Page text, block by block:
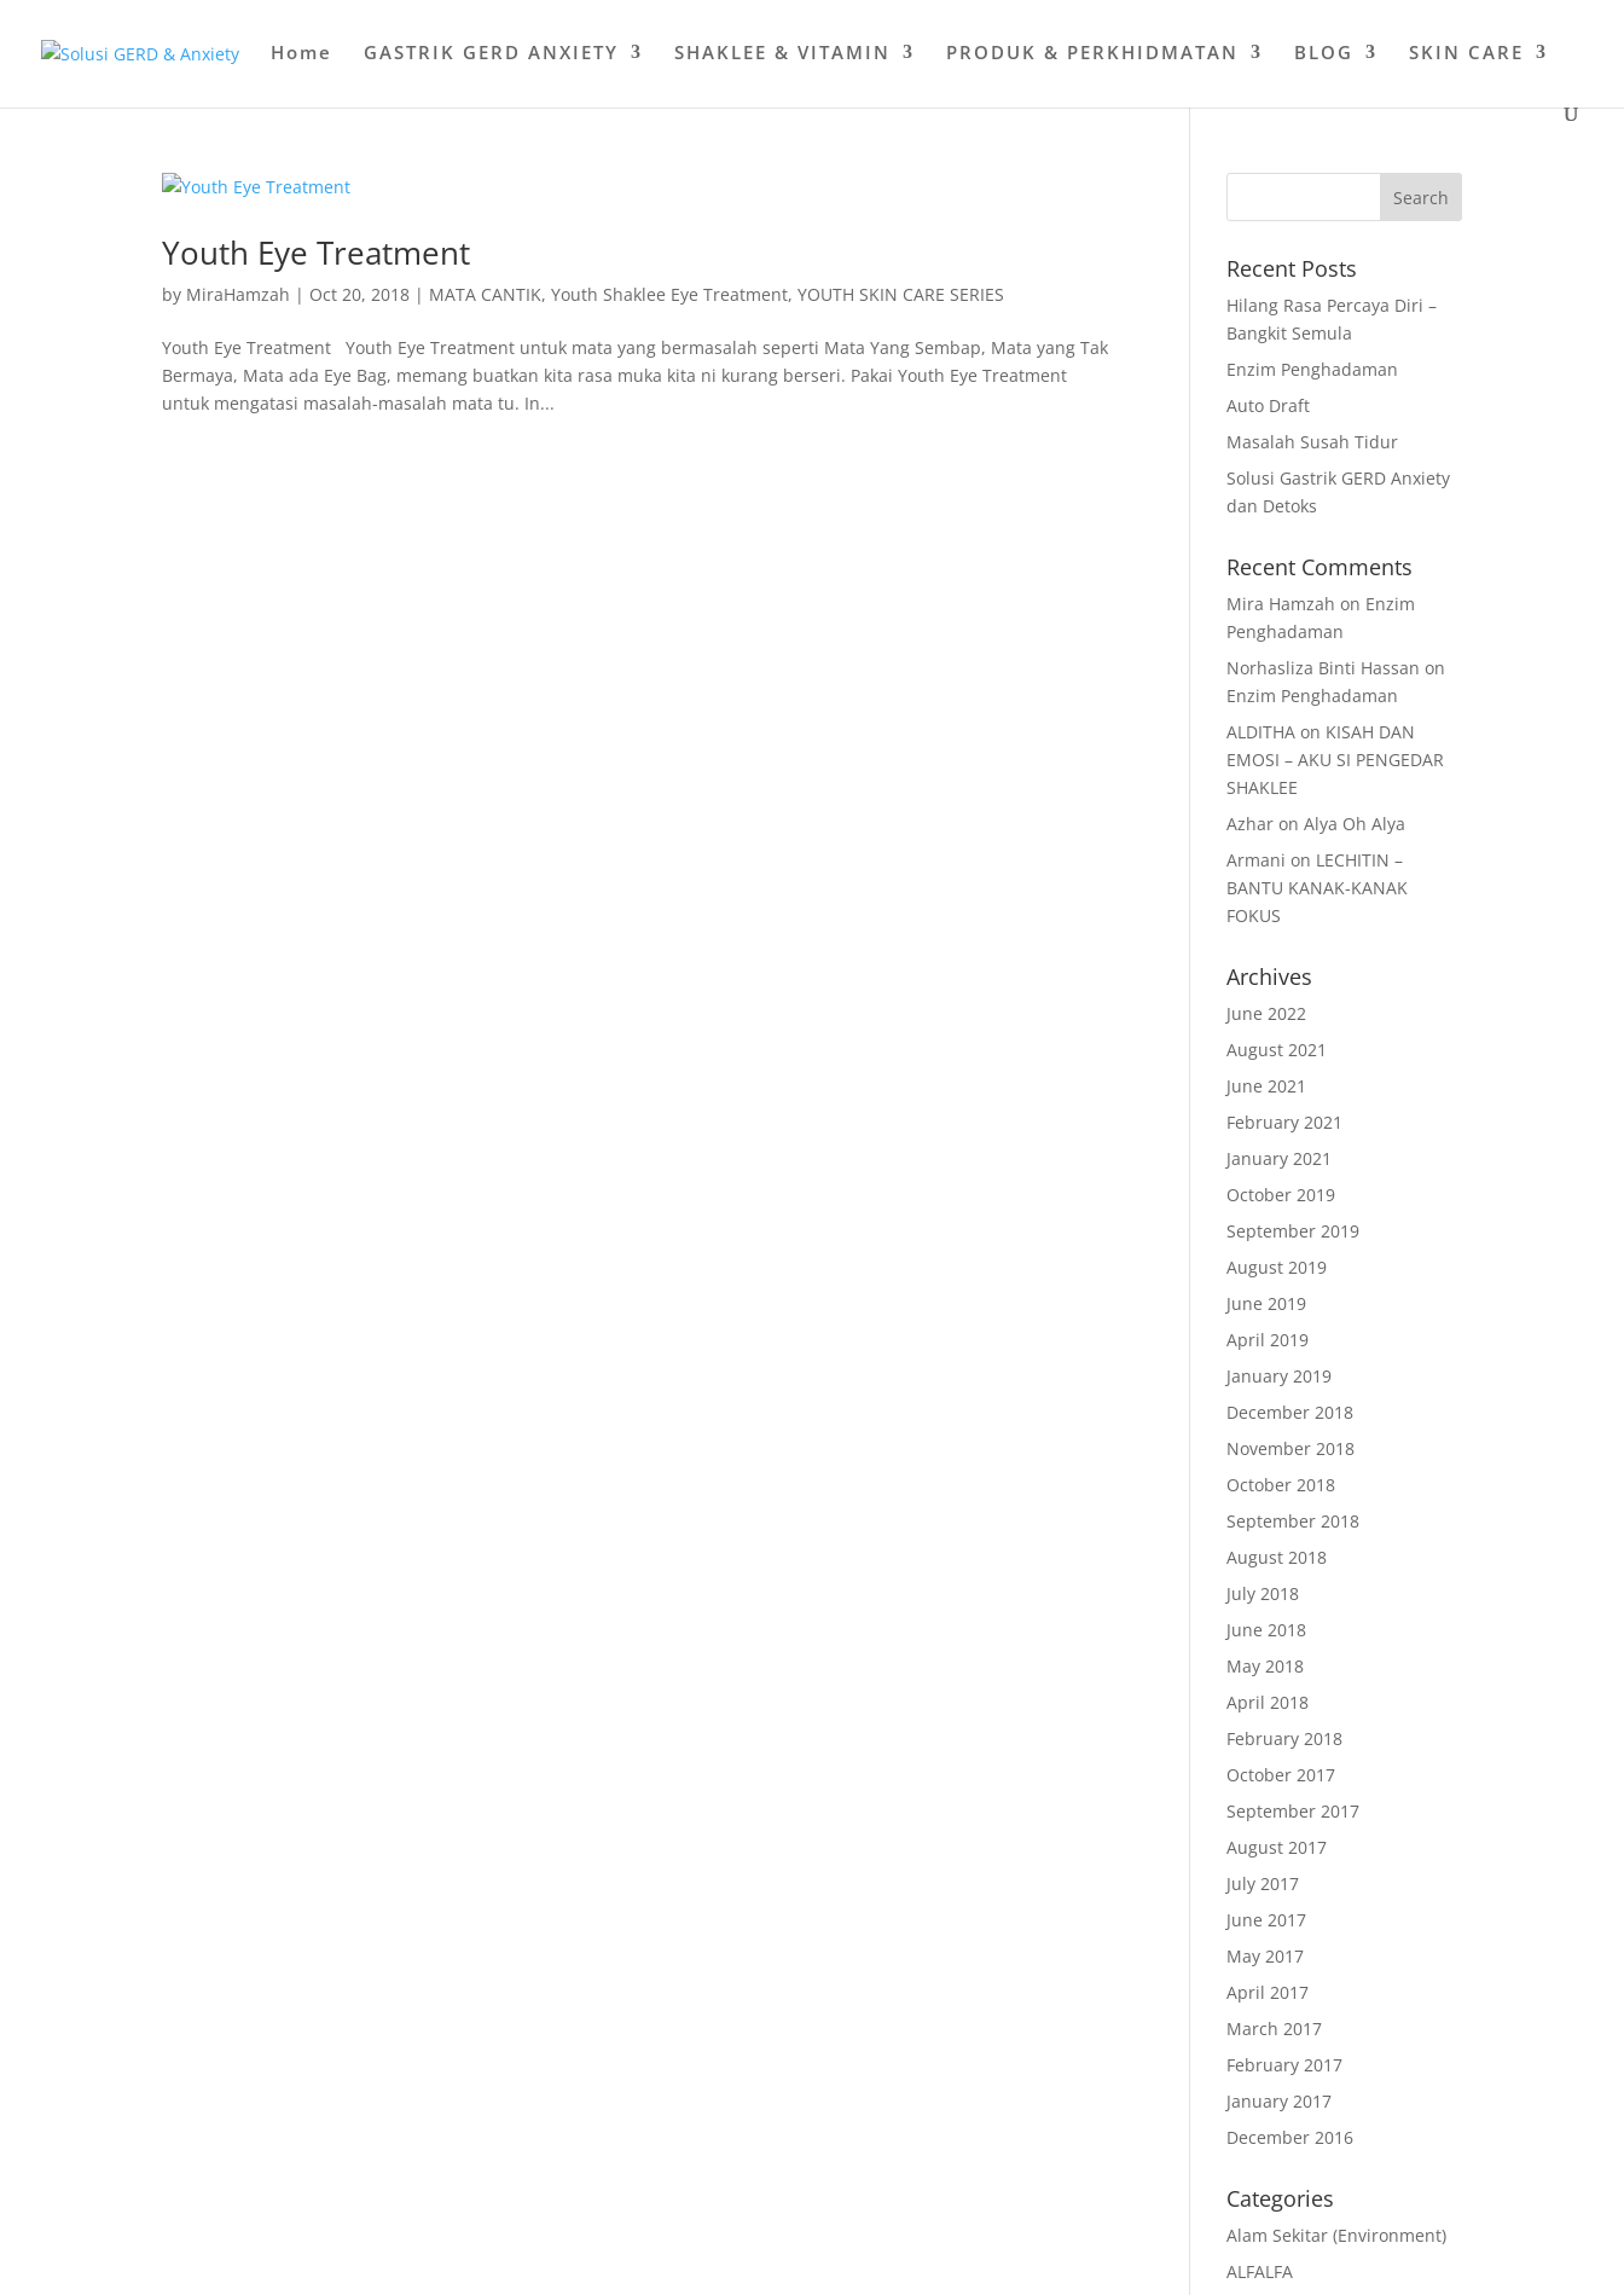
Home GASTRIK GERD ANXIETY SHAKLEE & VITAMIN PRODUK & PERKHIDMATAN BLOG SKIN CARE
Youth Eye Treatment
by MiraHamzah | Oct 20, 2018 | MATA CANTIK,Youth Shaklee Eye Treatment,YOUTH SKIN CARE SERIES
Youth Eye Treatment Youth Eye Treatment untuk mata yang bermasalah seperti Mata Yang Sembap, Mata yang Tak
Bermaya, Mata ada Eye Bag, memang buatkan kita rasa muka kita ni kurang berseri. Pakai Youth Eye Treatment
untuk mengatasi masalah-masalah mata tu. In...
Recent Posts
Hilang Rasa Percaya Diri –
Bangkit Semula
Enzim Penghadaman
Auto Draft
Masalah Susah Tidur
Solusi Gastrik GERD Anxiety
dan Detoks
Recent Comments
Mira Hamzah on Enzim
Penghadaman
Norhasliza Binti Hassan on
Enzim Penghadaman
ALDITHA on KISAH DAN
EMOSI – AKU SI PENGEDAR
SHAKLEE
Azhar onAlya Oh Alya
Armani on LECHITIN –
BANTU KANAK-KANAK
FOKUS
Archives
June 2022
August 2021
June 2021
February 2021
January 2021
October 2019
September 2019
August 2019
June 2019
April 2019
January 2019
December 2018
November 2018
October 2018
September 2018
August 2018
July 2018
June 2018
May 2018
April 2018
February 2018
October 2017
September 2017
August 2017
July 2017
June 2017
May 2017
April 2017
March 2017
February 2017
January 2017
December 2016
Categories
Alam Sekitar (Environment)
ALFALFA